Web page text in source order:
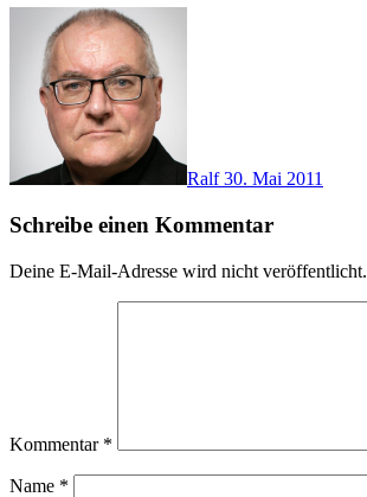
Ralf30. Mai 2011
Schreibe einen Kommentar
Deine E-Mail-Adresse wird nicht veröffentlicht.
Kommentar *
Name *